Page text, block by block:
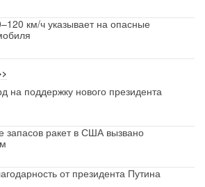
км/ч указывает на опасные
поддержку нового президента
запасов ракет в США вызвано
от президента Путина